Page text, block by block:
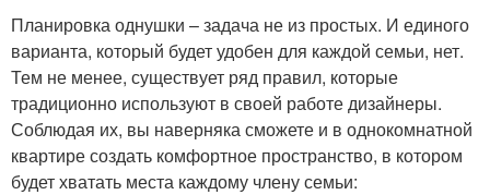
Планировка однушки – задача не из простых. И единого
варианта, который будет удобен для каждой семьи, нет.
Тем не менее, существует ряд правил, которые
традиционно используют в своей работе дизайнеры.
Соблюдая их, вы наверняка сможете и в однокомнатной
квартире создать комфортное пространство, в котором
будет хватать места каждому члену семьи: